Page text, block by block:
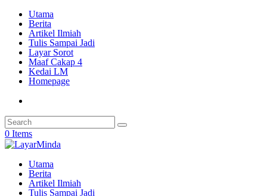
Utama
Berita
Artikel Ilmiah
Tulis Sampai Jadi
Layar Sorot
Maaf Cakap 4
Kedai LM
Homepage
0 Items
Utama
Berita
Artikel Ilmiah
Tulis Sampai Jadi